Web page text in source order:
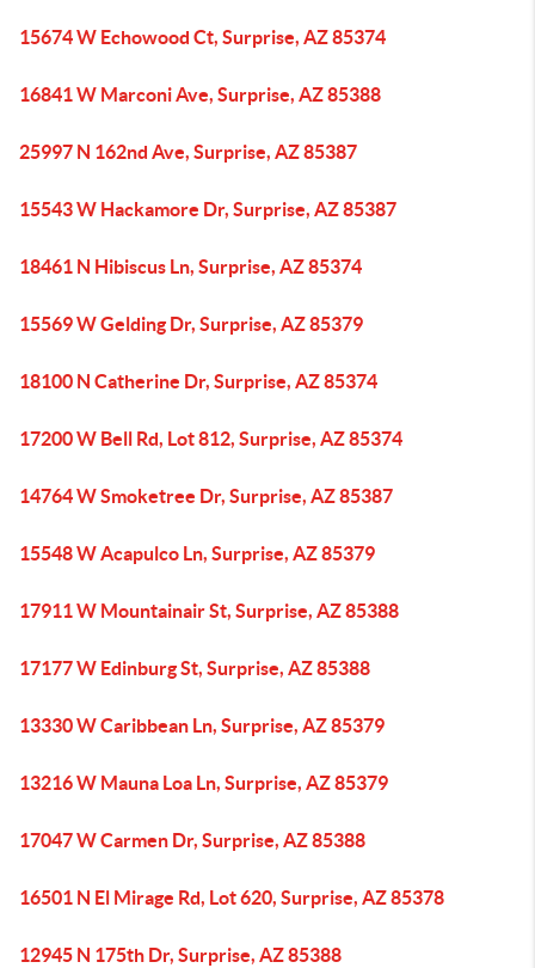
15674 W Echowood Ct, Surprise, AZ 85374
16841 W Marconi Ave, Surprise, AZ 85388
25997 N 162nd Ave, Surprise, AZ 85387
15543 W Hackamore Dr, Surprise, AZ 85387
18461 N Hibiscus Ln, Surprise, AZ 85374
15569 W Gelding Dr, Surprise, AZ 85379
18100 N Catherine Dr, Surprise, AZ 85374
17200 W Bell Rd, Lot 812, Surprise, AZ 85374
14764 W Smoketree Dr, Surprise, AZ 85387
15548 W Acapulco Ln, Surprise, AZ 85379
17911 W Mountainair St, Surprise, AZ 85388
17177 W Edinburg St, Surprise, AZ 85388
13330 W Caribbean Ln, Surprise, AZ 85379
13216 W Mauna Loa Ln, Surprise, AZ 85379
17047 W Carmen Dr, Surprise, AZ 85388
16501 N El Mirage Rd, Lot 620, Surprise, AZ 85378
12945 N 175th Dr, Surprise, AZ 85388